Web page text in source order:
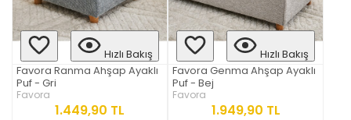
Hızlı Bakış
Favora Ranma Ahşap Ayaklı
Puf - Gri
Favora
1.449,90 TL
Hızlı Bakış
Favora Genma Ahşap Ayaklı
Puf - Bej
Favora
1.949,90 TL